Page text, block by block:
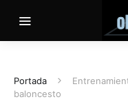
Portada
baloncesto